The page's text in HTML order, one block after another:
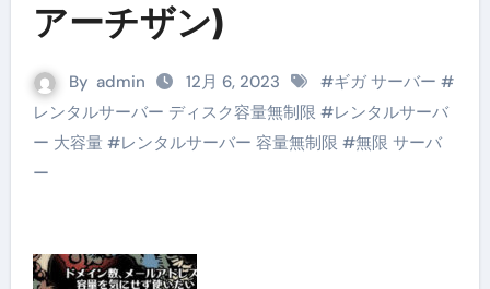
アーチザン)
By admin 12月 6, 2023 #ギガ サーバー #
レンタルサーバー ディスク容量無制限 #レンタルサーバ
ー 大容量#レンタルサーバー 容量無制限 #無限 サーバ
ー